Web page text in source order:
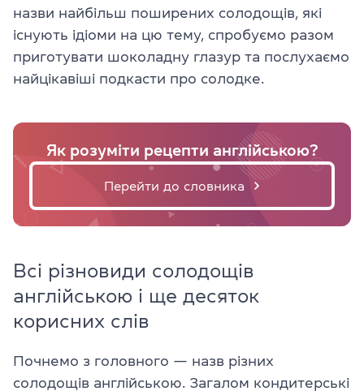
назви найбільш поширених солодощів, які
існують ідіоми на цю тему, спробуємо разом
приготувати шоколадну глазур та послухаємо
найцікавіші подкасти про солодке.
Як розуміти рецепти англійською?
Перейти до словника
Всі різновиди солодощів
англійською і ще десяток
корисних слів
Почнемо з головного — назв різних
солодощів англійською. Загалом кондитерські